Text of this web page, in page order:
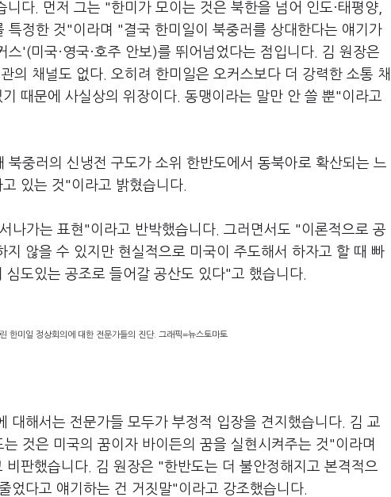
다. 먼저 그는 "한미가 모이는 것은 북한을 넘어 인도·태평양,
정한 것"이라며 "결국 한미일이 북중러를 상대한다는 얘기가
'(미국·영국·호주 안보)를 뛰어넘었다는 점입니다. 김 원장은
의 채널도 없다. 오히려 한미일은 오커스보다 더 강력한 소통 채
때문에 사실상의 위장이다. 동맹이라는 말만 안 쓸 뿐"이라고
중러의 신냉전 구도가 소위 한반도에서 동북아로 확산되는 느
있는 것"이라고 밝혔습니다.
나가는 표현"이라고 반박했습니다. 그러면서도 "이론적으로 공
않을 수 있지만 현실적으로 미국이 주도해서 하자고 할 때 빠
도있는 공조로 들어갈 공산도 있다"고 했습니다.
한미일 정상회의에 대한 전문가들의 진단. 그래픽=뉴스토마토
대해서는 전문가들 모두가 부정적 입장을 견지했습니다. 김 교
것은 미국의 꿈이자 바이든의 꿈을 실현시켜주는 것"이라며
판했습니다. 김 원장은 "한반도는 더 불안정해지고 본격적으
었다고 얘기하는 건 거짓말"이라고 강조했습니다.